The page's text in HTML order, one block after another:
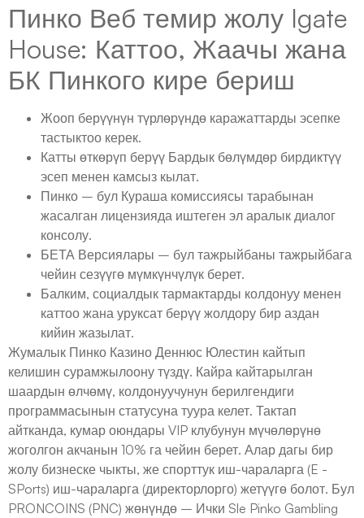
Пинко Веб темир жолу Igate
House: Каттоо, Жаачы жана
БК Пинкого кире бериш
Жооп берүүнүн түрлөрүндө каражаттарды эсепке
тастыктоо керек.
Катты өткөрүп берүү Бардык бөлүмдөр бирдиктүү
эсеп менен камсыз кылат.
Пинко – бул Кураша комиссиясы тарабынан
жасалган лицензияда иштеген эл аралык диалог
консолу.
БЕТА Версиялары – бул тажрыйбаны тажрыйбага
чейин сезүүгө мүмкүнчүлүк берет.
Балким, социалдык тармактарды колдонуу менен
каттоо жана уруксат берүү жолдору бир аздан
кийин жазылат.
Жумалык Пинко Казино Деннюс Юлестин кайтып
келишин сурамжылоону түздү. Кайра кайтарылган
шаардын өлчөмү, колдонуучунун берилгендиги
программасынын статусуна туура келет. Тактап
айтканда, кумар оюндары VIP клубунун мүчөлөрүнө
жоголгон акчанын 10% га чейин берет. Алар дагы бир
жолу бизнеске чыкты, же спорттук иш-чараларга (E -
SPorts) иш-чараларга (директорлорго) жетүүгө болот. Бул
PRONCOINS (PNC) жөнүндө – Ички Sle Pinko Gambling